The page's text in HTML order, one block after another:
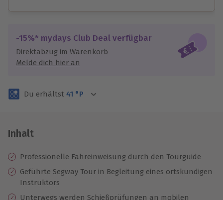
Jeder Gutschein für alle Erlebnisse einlösbar.
Maximale Sicherheit
3 Jahre gültig & verlängerbar.
-15%* mydays Club Deal verfügbar
Direktabzug im Warenkorb
Melde dich hier an
Du erhältst 41 °P
Inhalt
Professionelle Fahreinweisung durch den Tourguide
Geführte Segway Tour in Begleitung eines ortskundigen
Instruktors
Unterwegs werden Schießprüfungen an mobilen